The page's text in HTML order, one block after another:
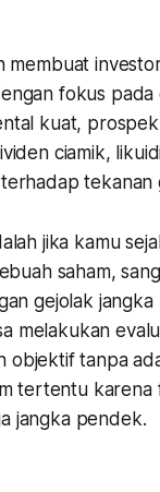
membuat
fokus
kuat,
ciamik,
tekanan
jika kamu
saham,
gejolak jangka
melakukan
objektif tanpa
tertentu karena
jangka pendek.